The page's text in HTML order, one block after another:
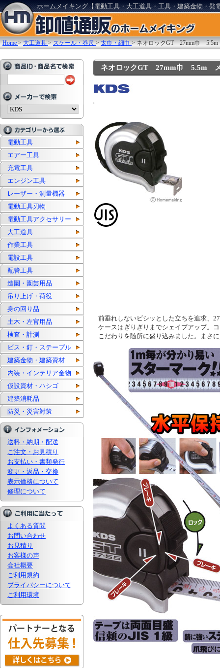
ホームメイキング【電動工具・大工道具・工具・建築金物・発
Home >大工道具 >スケール・巻尺 >太巾・細巾 >ネオロックGT 27mm巾
電動工具
エアー工具
充電工具
エンジン工具
レーザー・測量機器
電動工具刃物
電動工具アクセサリー
大工道具
作業工具
電設工具
配管工具
造園・園芸用品
吊り上げ・荷役
身の回り品
土木・左官用品
検査・計測
ビス・釘・ステープル
建築金物・建築資材
内装・インテリア金物
仮設資材・ハシゴ
建築消耗品
防災・災害対策
送料・納期・配送
ご注文・お見積り
お支払い・書類発行
変更・返品・交換
表示価格について
修理について
よくある質問
お問い合わせ
お見積り
お客様の声
会社概要
ご利用規約
プライバシーについて
ご利用環境
ネオロックGT 27mm巾 5.5m メ
'
前垂れしないビシッとした立ちを追求、
ケースはぎりぎりまでシェイプアップ。
こだわりを随所に盛り込みました。まさ